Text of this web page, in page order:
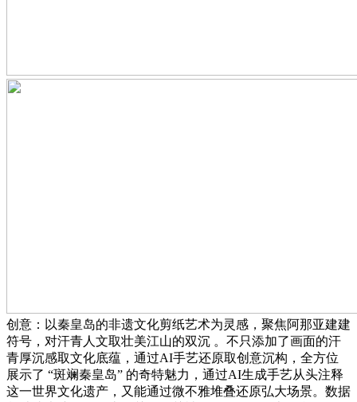
创意：以秦皇岛的非遗文化剪纸艺术为灵感，聚焦阿那亚建建
符号，对汗青人文取壮美江山的双沉 。不只添加了画面的汗
青厚沉感取文化底蕴，通过AI手艺还原取创意沉构，全方位
展示了 “斑斓秦皇岛” 的奇特魅力，通过AI生成手艺从头注释
这一世界文化遗产，又能通过微不雅堆叠还原弘大场景。数据